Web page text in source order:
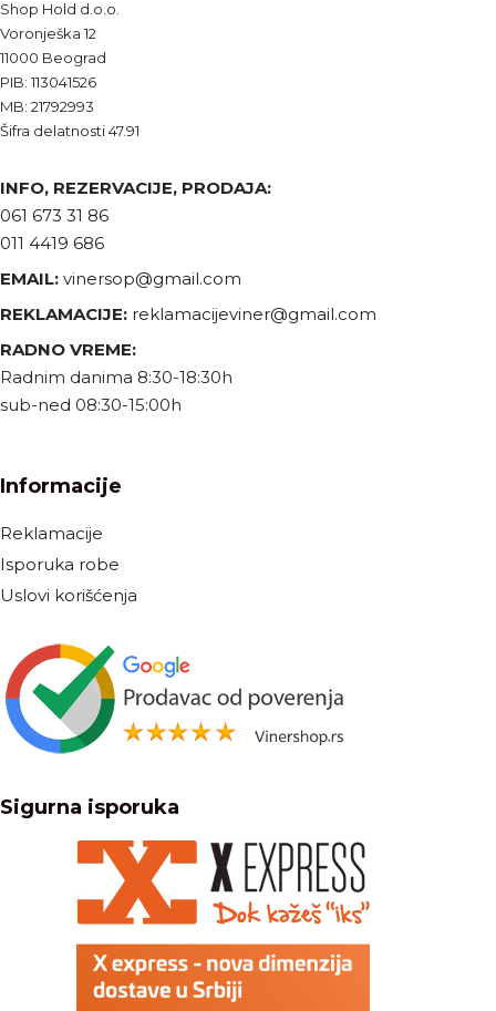
Shop Hold d.o.o.
Voronješka 12
11000 Beograd
PIB: 113041526
MB: 21792993
Šifra delatnosti 47.91
INFO, REZERVACIJE, PRODAJA:
061 673 31 86
011 4419 686
EMAIL: vinersop@gmail.com
REKLAMACIJE: reklamacijeviner@gmail.com
RADNO VREME:
Radnim danima 8:30-18:30h
sub-ned 08:30-15:00h
Informacije
Reklamacije
Isporuka robe
Uslovi korišćenja
Sigurna isporuka